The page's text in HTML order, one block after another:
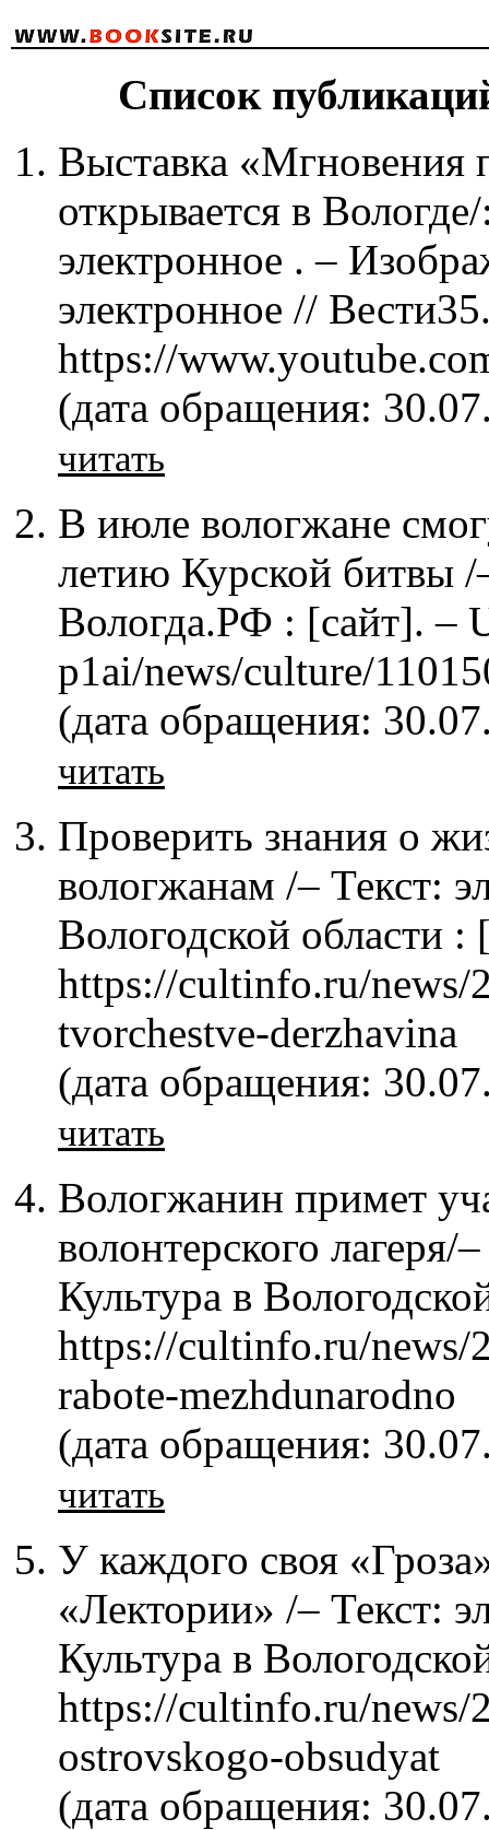
Список
Выставка
открывается в
электронное . –
электронное //
https://
(дата обращения:
читать
В июле вологжане
летию Курской битвы /
Вологда.РФ : [сайт]. –
p1ai/news/culture/
(дата обращения:
читать
Проверить знания о
вологжанам /– Текст:
Вологодской области
https://cultinfo.ru/
tvorchestve-derzhavina
(дата обращения:
читать
Вологжанин примет
волонтерского
Культура в
https://cultinfo.ru/news/
rabote-mezhdunarodno
(дата обращения:
читать
У каждого своя
«Лектории» /– Текст:
Культура в
https://cultinfo.ru/news/
ostrovskogo-obsudyat
(дата обращения: